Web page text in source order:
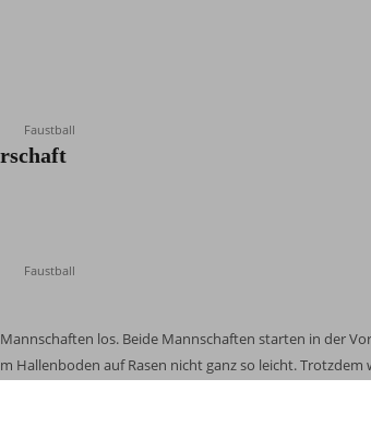
Faustball
Faustball
los. Beide Mannschaften starten in der
auf Rasen nicht ganz so leicht. Trotzdem